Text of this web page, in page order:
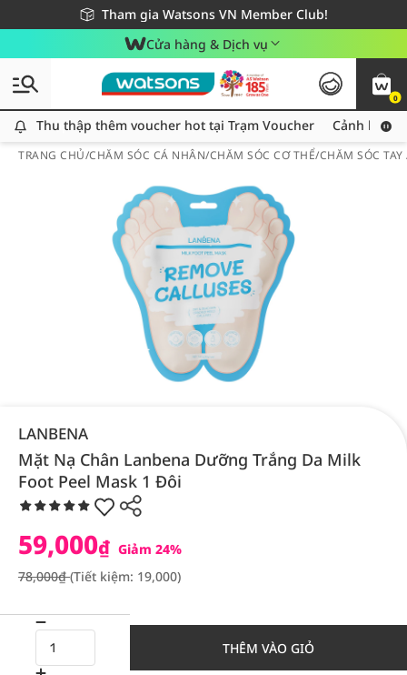
Tham gia Watsons VN Member Club!
Miễn phí giao hàng cho đơn hàng từ 249,000Đ
Giao hàng nhanh 24h - Áp dụng khu vực TP. Hồ Chí Minh
Cửa hàng & Dịch vụ
0
Thu thập thêm voucher hot tại Trạm Voucher
Thu thập thêm voucher hot tại Trạm Voucher Cảnh báo
TRANG CHỦ/CHĂM SÓC CÁ NHÂN/CHĂM SÓC CƠ THỂ/CHĂM SÓC
LANBENA
Mặt Nạ Chân Lanbena Dưỡng Trắng Da Milk
Foot Peel Mask 1 Đôi
59,000₫ Giảm 24%
78,000₫(Tiết kiệm: 19,000)
THÊM VÀO GIỎ